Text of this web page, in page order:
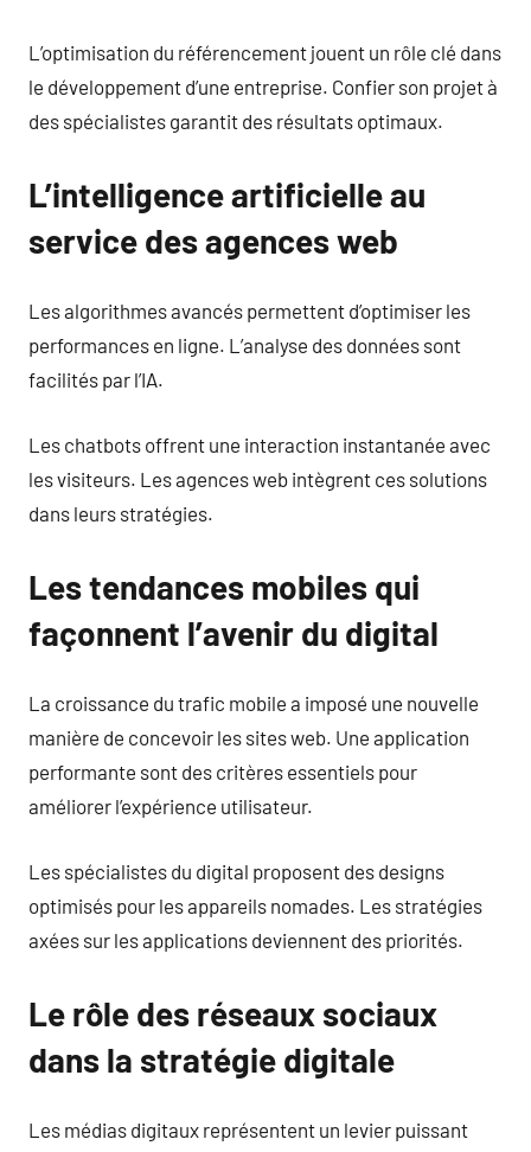
L’optimisation du référencement jouent un rôle clé dans
le développement d’une entreprise. Confier son projet à
des spécialistes garantit des résultats optimaux.
L’intelligence artificielle au
service des agences web
Les algorithmes avancés permettent d’optimiser les
performances en ligne. L’analyse des données sont
facilités par l’IA.
Les chatbots offrent une interaction instantanée avec
les visiteurs. Les agences web intègrent ces solutions
dans leurs stratégies.
Les tendances mobiles qui
façonnent l’avenir du digital
La croissance du trafic mobile a imposé une nouvelle
manière de concevoir les sites web. Une application
performante sont des critères essentiels pour
améliorer l’expérience utilisateur.
Les spécialistes du digital proposent des designs
optimisés pour les appareils nomades. Les stratégies
axées sur les applications deviennent des priorités.
Le rôle des réseaux sociaux
dans la stratégie digitale
Les médias digitaux représentent un levier puissant